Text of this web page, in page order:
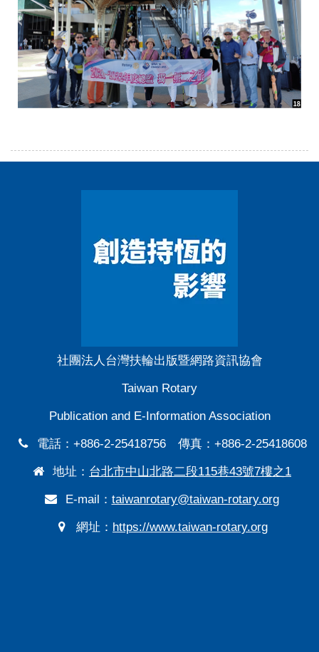
社團法人台灣扶輪出版暨網路資訊協會
Taiwan Rotary
Publication and E-Information Association
電話：+886-2-25418756 傳真：+886-2-25418608
地址： 台北市中山北路二段115巷43號7樓之1
E-mail： taiwanrotary@taiwan-rotary.org
網址： https://www.taiwan-rotary.org